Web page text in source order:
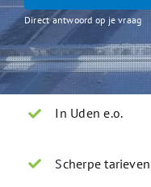
Direct antwoord op je vraag
In Uden e.o.
Scherpe tarieven